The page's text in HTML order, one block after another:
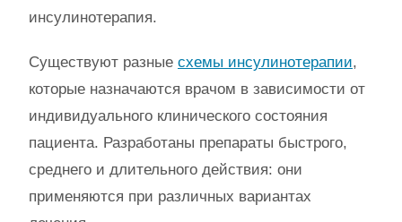
инсулинотерапия.
Существуют разные схемы инсулинотерапии,
которые назначаются врачом в зависимости от
индивидуального клинического состояния
пациента. Разработаны препараты быстрого,
среднего и длительного действия: они
применяются при различных вариантах